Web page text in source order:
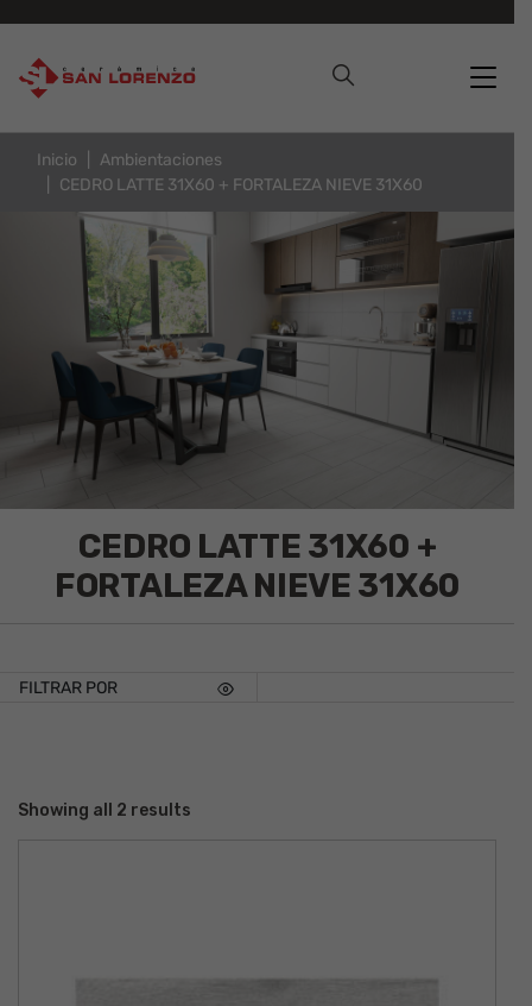
Inicio
Ambientaciones
CEDRO LATTE 31X60 + FORTALEZA NIEVE 31X60
CEDRO LATTE 31X60 +
FORTALEZA NIEVE 31X60
FILTRAR POR
Showing all 2 results